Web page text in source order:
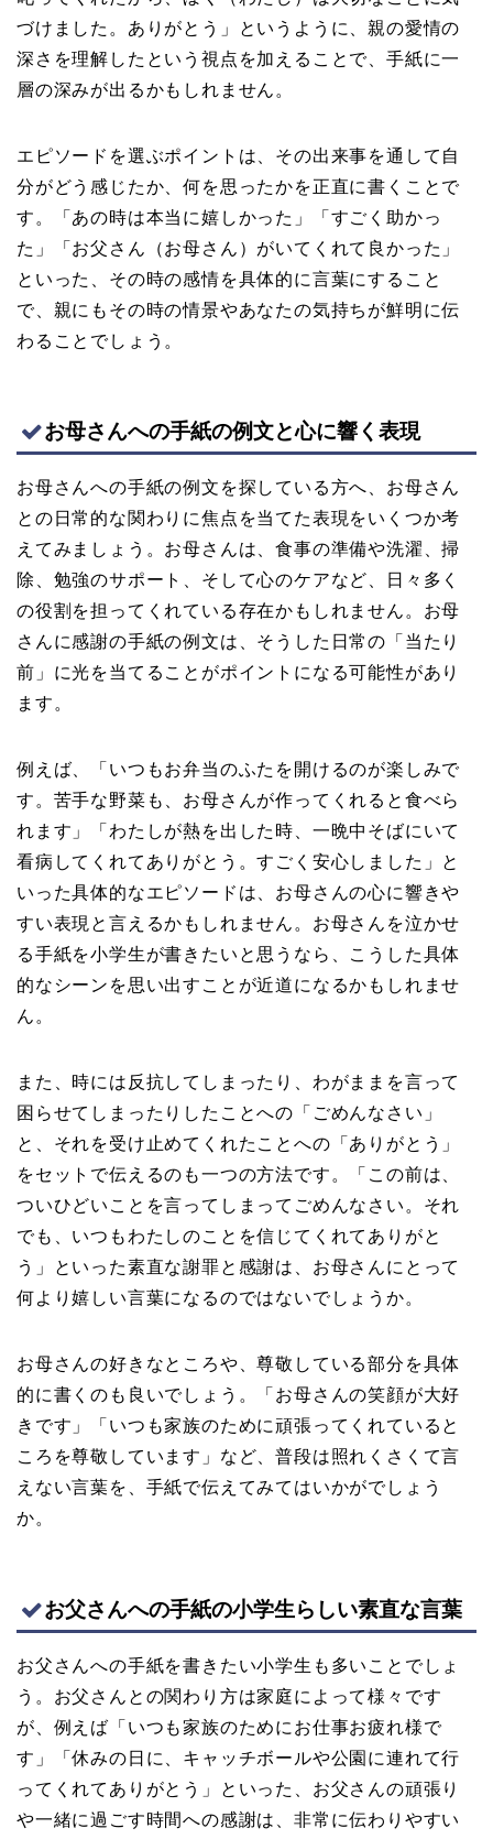
づけました。ありがとう」というように、親の愛情の
深さを理解したという視点を加えることで、手紙に一
層の深みが出るかもしれません。
エピソードを選ぶポイントは、その出来事を通して自
分がどう感じたか、何を思ったかを正直に書くことで
す。「あの時は本当に嬉しかった」「すごく助かっ
た」「お父さん（お母さん）がいてくれて良かった」
といった、その時の感情を具体的に言葉にすること
で、親にもその時の情景やあなたの気持ちが鮮明に伝
わることでしょう。
お母さんへの手紙の例文と心に響く表現
お母さんへの手紙の例文を探している方へ、お母さん
との日常的な関わりに焦点を当てた表現をいくつか考
えてみましょう。お母さんは、食事の準備や洗濯、掃
除、勉強のサポート、そして心のケアなど、日々多く
の役割を担ってくれている存在かもしれません。お母
さんに感謝の手紙の例文は、そうした日常の「当たり
前」に光を当てることがポイントになる可能性があり
ます。
例えば、「いつもお弁当のふたを開けるのが楽しみで
す。苦手な野菜も、お母さんが作ってくれると食べら
れます」「わたしが熱を出した時、一晩中そばにいて
看病してくれてありがとう。すごく安心しました」と
いった具体的なエピソードは、お母さんの心に響きや
すい表現と言えるかもしれません。お母さんを泣かせ
る手紙を小学生が書きたいと思うなら、こうした具体
的なシーンを思い出すことが近道になるかもしれませ
ん。
また、時には反抗してしまったり、わがままを言って
困らせてしまったりしたことへの「ごめんなさい」
と、それを受け止めてくれたことへの「ありがとう」
をセットで伝えるのも一つの方法です。「この前は、
ついひどいことを言ってしまってごめんなさい。それ
でも、いつもわたしのことを信じてくれてありがと
う」といった素直な謝罪と感謝は、お母さんにとって
何より嬉しい言葉になるのではないでしょうか。
お母さんの好きなところや、尊敬している部分を具体
的に書くのも良いでしょう。「お母さんの笑顔が大好
きです」「いつも家族のために頑張ってくれていると
ころを尊敬しています」など、普段は照れくさくて言
えない言葉を、手紙で伝えてみてはいかがでしょう
か。
お父さんへの手紙の小学生らしい素直な言葉
お父さんへの手紙を書きたい小学生も多いことでしょ
う。お父さんとの関わり方は家庭によって様々です
が、例えば「いつも家族のためにお仕事お疲れ様で
す」「休みの日に、キャッチボールや公園に連れて行
ってくれてありがとう」といった、お父さんの頑張り
や一緒に過ごす時間への感謝は、非常に伝わりやすい